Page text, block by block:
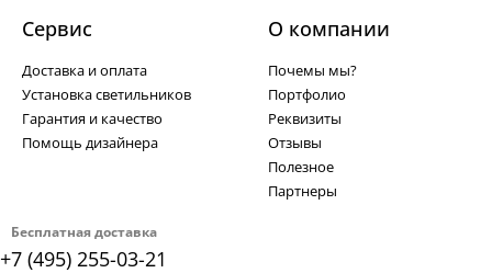
Бесплатная доставка
+7 (495) 255-03-21
Сервис
Доставка и оплата
Установка светильников
Гарантия и качество
Помощь дизайнера
О компании
Почемы мы?
Портфолио
Реквизиты
Отзывы
Полезное
Партнеры